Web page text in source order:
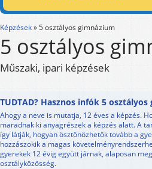
Képzések»5 osztályos gimnázium
5 osztályos
Műszaki, ipari képzések
TUDTAD? Hasznos infók 5
Ahogy a neve is mutatja, 12 éves a képzés.
maradnak ki anyagrészek a képzés alatt. A
így látják, hogyan ösztönözhetők tovább a
hozzászokik a magas
gyerekek 12 évig együtt járnak, alaposan
osztályközösség.